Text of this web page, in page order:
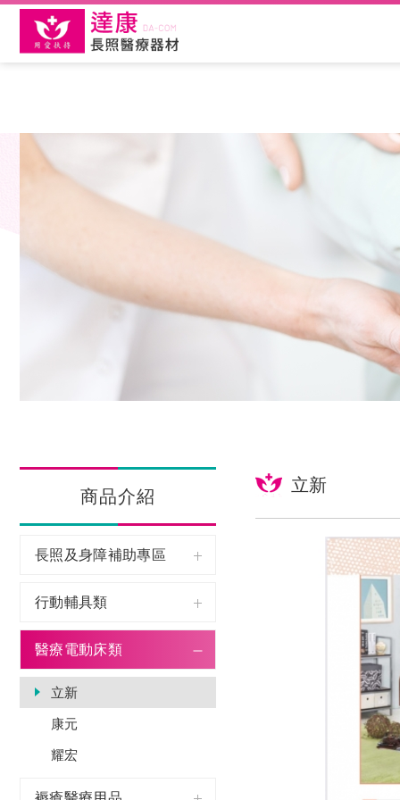
商品介紹
長照及身障補助專區
行動輔具類
醫療電動床類
立新
康元
耀宏
立新